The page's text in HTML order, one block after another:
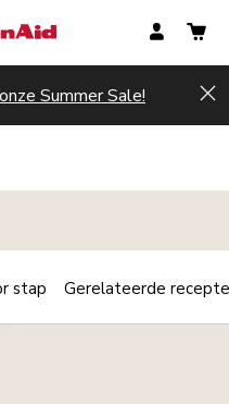
Summer Sale!
Print
Share
stap Gerelateerde